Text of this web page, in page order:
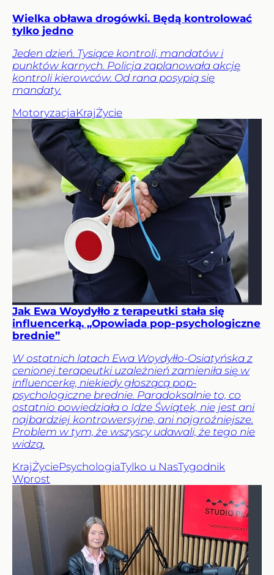
Wielka obława drogówki. Będą kontrolować
tylko jedno
Jeden dzień. Tysiące kontroli, mandatów i
punktów karnych. Policja zaplanowała akcję
kontroli kierowców. Od rana posypią się
mandaty.
MotoryzacjaKrajŻycie
Jak Ewa Woydyłło z terapeutki stała się
influencerką. „Opowiada pop-psychologiczne
brednie”
W ostatnich latach Ewa Woydyłło-Osiatyńska z
cenionej terapeutki uzależnień zamieniła się w
influencerkę, niekiedy głoszącą pop-
psychologiczne brednie. Paradoksalnie to, co
ostatnio powiedziała o Idze Świątek, nie jest ani
najbardziej kontrowersyjne, ani najgroźniejsze.
Problem w tym, że wszyscy udawali, że tego nie
widzą.
KrajŻyciePsychologiaTylko u NasTygodnik
Wprost